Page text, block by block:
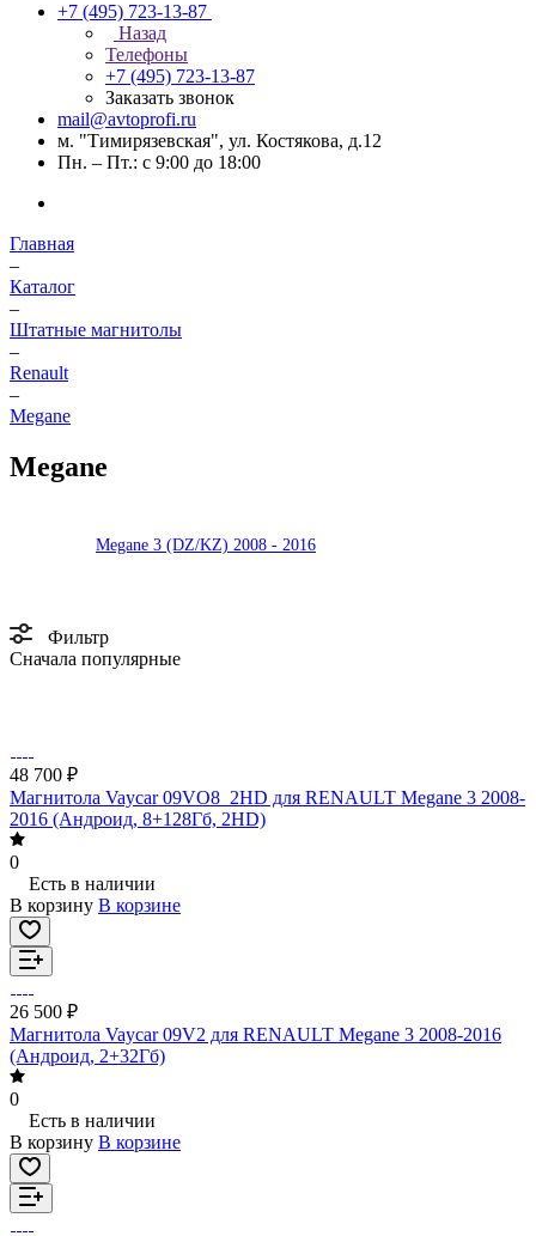
+7 (495) 723-13-87
Назад
Телефоны
+7 (495) 723-13-87
Заказать звонок
mail@avtoprofi.ru
м. "Тимирязевская", ул. Костякова, д.12
Пн. – Пт.: с 9:00 до 18:00
Главная
–
Каталог
–
Штатные магнитолы
–
Renault
–
Megane
Megane
Megane 3 (DZ/KZ) 2008 - 2016
Фильтр
Сначала популярные
48 700 ₽
Магнитола Vaycar 09VO8_2HD для RENAULT Megane 3 2008-
2016 (Андроид, 8+128Гб, 2HD)
0
Есть в наличии
В корзину В корзине
26 500 ₽
Магнитола Vaycar 09V2 для RENAULT Megane 3 2008-2016
(Андроид, 2+32Гб)
0
Есть в наличии
В корзину В корзине